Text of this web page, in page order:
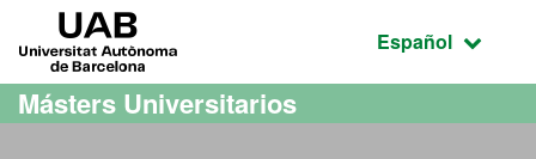
Acceso al contenido principal
Acceso a la navegación de la página
Idioma
Español
Másters Universitarios